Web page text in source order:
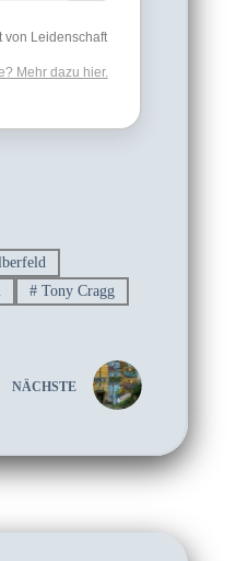
von Leidenschaft
Mehr dazu hier.
#Tony Cragg
NÄCHSTE